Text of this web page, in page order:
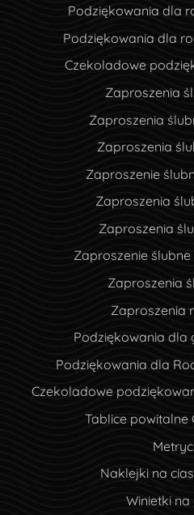
Podziękowania dla
Podziękowania dla
Czekoladowe
Zaproszenia
Zaproszenia
Zaproszenia
Zaproszenie
Zaproszenia
Zaproszenia
Zaproszenie ślubne
Zaproszenia
Zaproszenia
Podziękowania dla
Podziękowania dla
Czekoladowe
Tablice powitalne
Naklejki na
Winietki na